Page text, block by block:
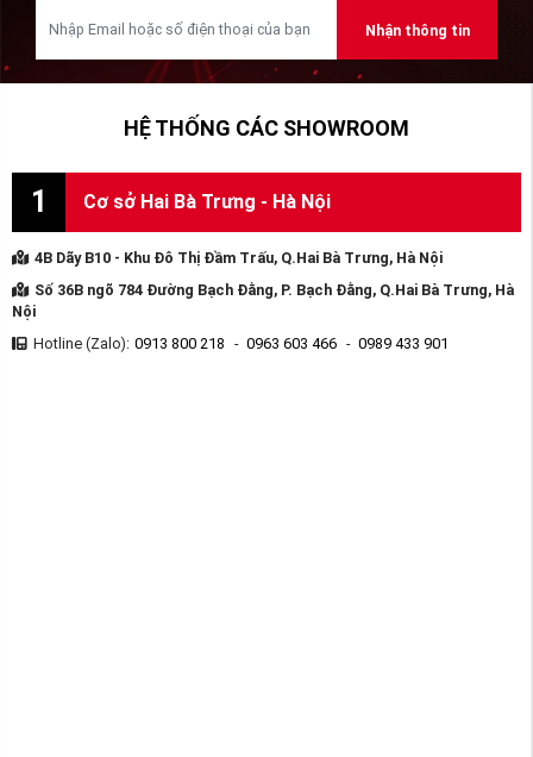
Nhận thông tin
HỆ THỐNG CÁC SHOWROOM
1 Cơ sở Hai Bà Trưng - Hà Nội
4B Dãy B10 - Khu Đô Thị Đầm Trấu, Q.Hai Bà Trưng, Hà Nội
Số 36B ngõ 784 Đường Bạch Đằng, P. Bạch Đằng, Q.Hai Bà Trưng, Hà
Nội
Hotline (Zalo): 0913 800 218 - 0963 603 466 - 0989 433 901